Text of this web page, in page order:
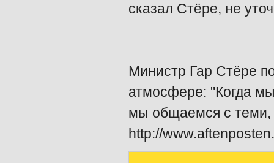
сказал Стёре, не
Министр Гар Стёре
атмосфере: "Когда
мы общаемся с теми,
http://